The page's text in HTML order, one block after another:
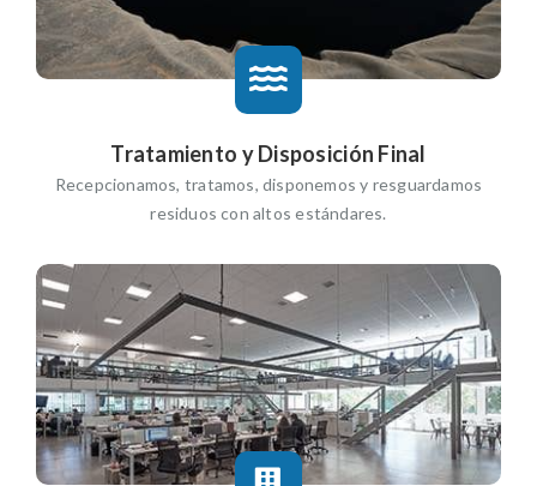
Tratamiento y Disposición Final
Recepcionamos, tratamos, disponemos y resguardamos
residuos con altos estándares.